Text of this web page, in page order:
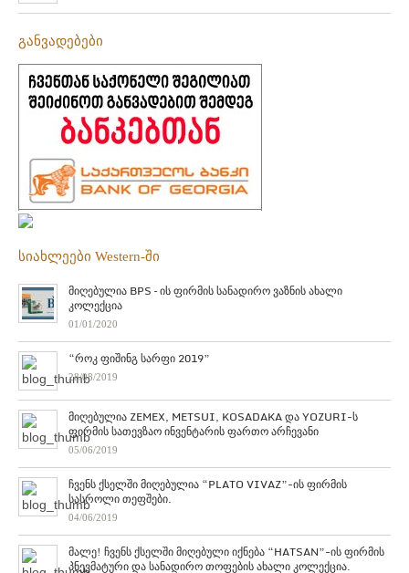
განვადებები
სიახლეები Western-ში
მიღებულია BPS – ის ფირმის სანადირო ვაზნის ახალი
კოლექცია
01/01/2020
“როკ ფიშინგ სარფი 2019”
28/08/2019
მიღებულია ZEMEX, METSUI, KOSADAKA და YOZURI-ს
ფირმის სათევზაო ინვენტარის ფართო არჩევანი
05/06/2019
ჩვენს ქსელში მიღებულია “PLATO VIVAZ”-ის ფირმის
სასროლი თეფშები.
04/06/2019
მალე! ჩვენს ქსელში მიღებული იქნება “HATSAN”-ის ფირმის
პნევმატური და სანადირო თოფების ახალი კოლექცია.